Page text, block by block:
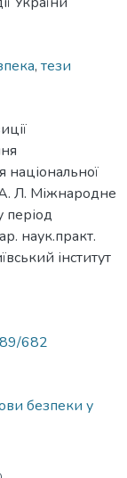
, тези
національної
Л. Міжнародне
період
наук.практ.
інститут
682
безпеки у